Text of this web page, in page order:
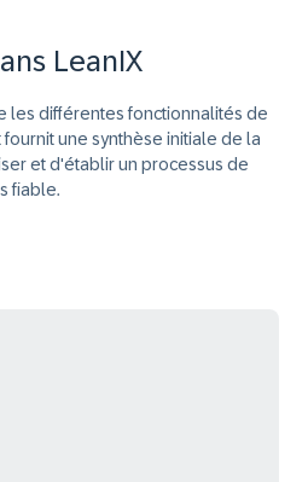
LeanIX
les différentes fonctionnalités de
une synthèse initiale de la
et d'établir un processus de
fiable.